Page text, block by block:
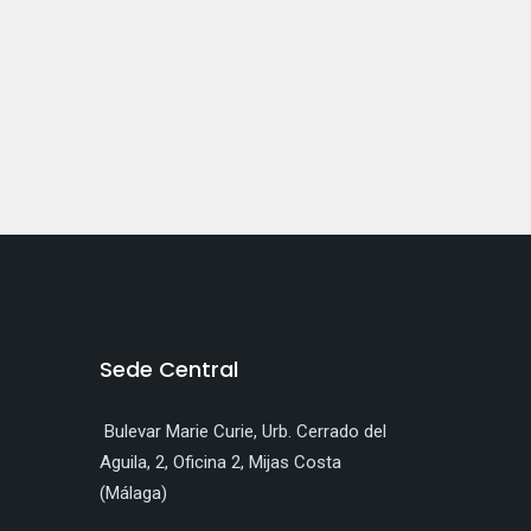
Sede Central
Bulevar Marie Curie, Urb. Cerrado del
Aguila, 2, Oficina 2, Mijas Costa
(Málaga)